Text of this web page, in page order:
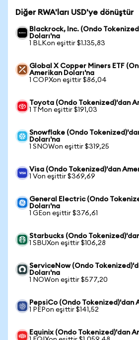
Diğer RWA'ları USD'ye dönüştür
Blackrock, Inc. (Ondo
Doları'na
1 BLKon eşittir $1.135,83
Global X Copper Miners ETF
Amerikan Doları'na
1 COPXon eşittir $86,04
Toyota (Ondo Tokenized)'dan
1 TMon eşittir $191,03
Snowflake (Ondo
Doları'na
1 SNOWon eşittir $319,25
Visa (Ondo Tokenized)'dan
1 Von eşittir $369,69
General Electric (Ondo
Doları'na
1 GEon eşittir $376,61
Starbucks (Ondo
1 SBUXon eşittir $106,28
ServiceNow (Ondo
Doları'na
1 NOWon eşittir $577,20
PepsiCo (Ondo Tokenized)'dan
1 PEPon eşittir $141,52
Equinix (Ondo Tokenized)'dan